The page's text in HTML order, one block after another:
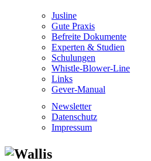
Jusline
Gute Praxis
Befreite Dokumente
Experten & Studien
Schulungen
Whistle-Blower-Line
Links
Gever-Manual
Newsletter
Datenschutz
Impressum